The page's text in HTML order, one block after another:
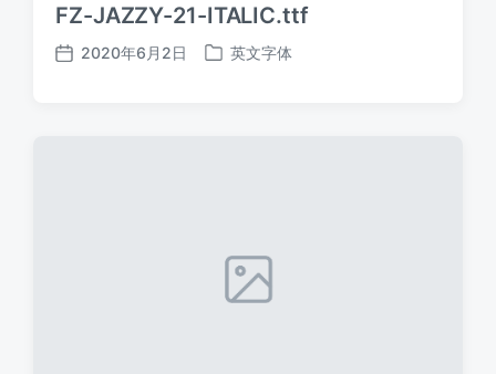
FZ-JAZZY-21-ITALIC.ttf
发
2020年6月2日
发
英文字体